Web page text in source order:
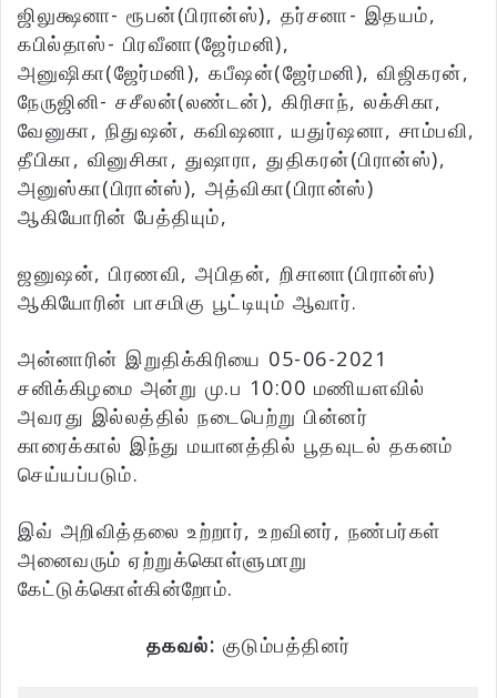
ஜிலுக்ஷனா- ரூபன்(பிரான்ஸ்), தர்சனா- இதயம்,
கபில்தாஸ்- பிரவீனா(ஜேர்மனி),
அனுஷிகா(ஜேர்மனி), கபீஷன்(ஜேர்மனி), விஜிகரன்,
நேருஜினி- சசீலன்(லண்டன்), கிரிசாந், லக்சிகா,
வேனுகா, நிதுஷன், கவிஷனா, யதுர்ஷனா, சாம்பவி,
தீபிகா, வினுசிகா, துஷாரா, துதிகரன்(பிரான்ஸ்),
அனுஸ்கா(பிரான்ஸ்), அத்விகா(பிரான்ஸ்)
ஆகியோரின் பேத்தியும்,
ஜனுஷன், பிரணவி, அபிதன், றிசானா(பிரான்ஸ்)
ஆகியோரின் பாசமிகு பூட்டியும் ஆவார்.
அன்னாரின் இறுதிக்கிரியை 05-06-2021
சனிக்கிழமை அன்று மு.ப 10:00 மணியளவில்
அவரது இல்லத்தில் நடைபெற்று பின்னர்
காரைக்கால் இந்து மயானத்தில் பூதவுடல் தகனம்
செய்யப்படும்.
இவ் அறிவித்தலை உற்றார், உறவினர், நண்பர்கள்
அனைவரும் ஏற்றுக்கொள்ளுமாறு
கேட்டுக்கொள்கின்றோம்.
தகவல்: குடும்பத்தினர்